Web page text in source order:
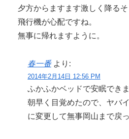
夕方からますます激しく降る
飛行機が心配ですね。
無事に帰れますように。
春一番 より:
2014年2月14日 12:56 PM
ふかふかベッドで安眠できま
朝早く目覚めたので、ヤバ
に変更して無事岡山まで戻